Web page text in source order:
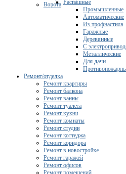
Ворота Распашные
Промышленные
Автоматические
Из профнастила
Гаражные
Деревянные
С
Металлические
Для дачи
Ремонт/отделка
Ремонт квартиры
Ремонт балкона
Ремонт ванны
Ремонт туалета
Ремонт кухни
Ремонт комнаты
Ремонт студии
Ремонт коттеджа
Ремонт коридора
Ремонт в новостройке
Ремонт гаражей
Ремонт офисов
Ремонт помещений